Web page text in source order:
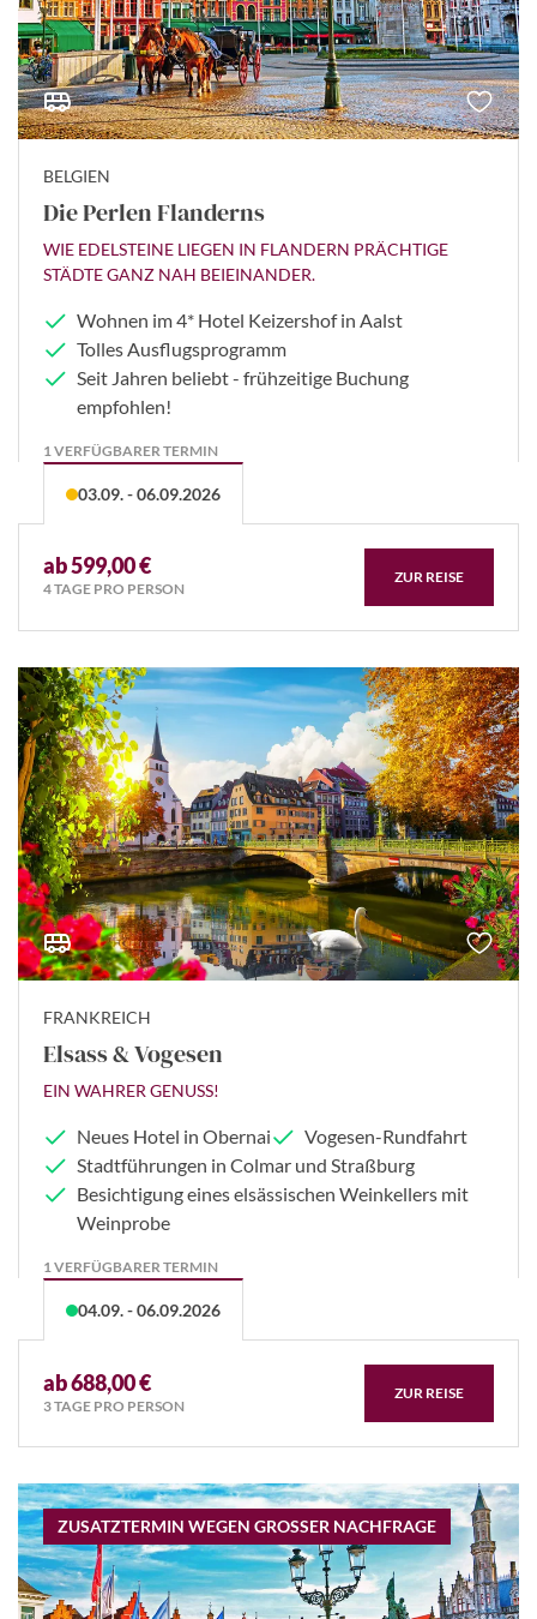
BELGIEN
Die Perlen Flanderns
WIE EDELSTEINE LIEGEN IN FLANDERN PRÄCHTIGE
STÄDTE GANZ NAH BEIEINANDER.
Wohnen im 4* Hotel Keizershof in Aalst
Tolles Ausflugsprogramm
Seit Jahren beliebt - frühzeitige Buchung
empfohlen!
1 VERFÜGBARER TERMIN
03.09. - 06.09.2026
ab 599,00 €
4 TAGE PRO PERSON
ZUR REISE
FRANKREICH
Elsass & Vogesen
EIN WAHRER GENUSS!
Neues Hotel in Obernai
Vogesen-Rundfahrt
Stadtführungen in Colmar und Straßburg
Besichtigung eines elsässischen Weinkellers mit
Weinprobe
1 VERFÜGBARER TERMIN
04.09. - 06.09.2026
ab 688,00 €
3 TAGE PRO PERSON
ZUR REISE
ZUSATZTERMIN WEGEN GROSSER NACHFRAGE